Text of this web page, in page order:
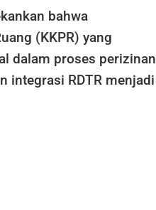
bahwa
(KKPR) yang
dalam proses perizinan
integrasi RDTR menjadi